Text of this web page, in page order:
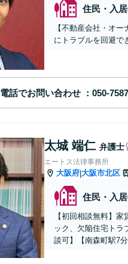
住民・入
【不動産会社・オ
にトラブルを回避で
電話でお問い合わせ
太城 端仁 弁護士
エートス法律事務所
大阪府|大阪市北区
住民・入
【初回相談無料】
ック、欠陥住宅トラ
談可】【南森町駅7分